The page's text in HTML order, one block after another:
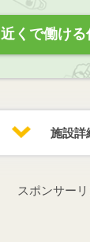
近くで働ける
施設詳
スポンサー